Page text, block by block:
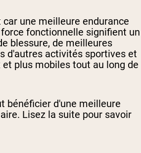
une meilleure endurance
fonctionnelle signifient un
blessure, de meilleures
d'autres activités sportives et
plus mobiles tout au long de
bénéficier d'une meilleure
Lisez la suite pour savoir